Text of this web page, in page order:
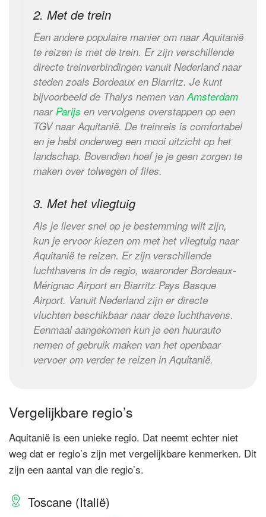
2. Met de trein
Een andere populaire manier om naar Aquitanië
te reizen is met de trein. Er zijn verschillende
directe treinverbindingen vanuit Nederland naar
steden zoals Bordeaux en Biarritz. Je kunt
bijvoorbeeld de Thalys nemen vanAmsterdam
naarParijs en vervolgens overstappen op een
TGV naar Aquitanië. De treinreis is comfortabel
en je hebt onderweg een mooi uitzicht op het
landschap. Bovendien hoef je je geen zorgen te
maken over tolwegen of files.
3. Met het vliegtuig
Als je liever snel op je bestemming wilt zijn,
kun je ervoor kiezen om met het vliegtuig naar
Aquitanië te reizen. Er zijn verschillende
luchthavens in de regio, waaronder Bordeaux-
Mérignac Airport en Biarritz Pays Basque
Airport. Vanuit Nederland zijn er directe
vluchten beschikbaar naar deze luchthavens.
Eenmaal aangekomen kun je een huurauto
nemen of gebruik maken van het openbaar
vervoer om verder te reizen in Aquitanië.
Vergelijkbare regio’s
Aquitanië is een unieke regio. Dat neemt echter niet
weg dat er regio’s zijn met vergelijkbare kenmerken. Dit
zijn een aantal van die regio’s.
Toscane (Italië)